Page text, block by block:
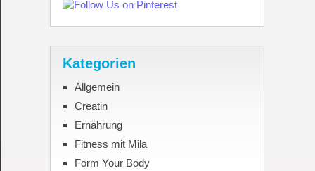
Kategorien
Allgemein
Creatin
Ernährung
Fitness mit Mila
Form Your Body